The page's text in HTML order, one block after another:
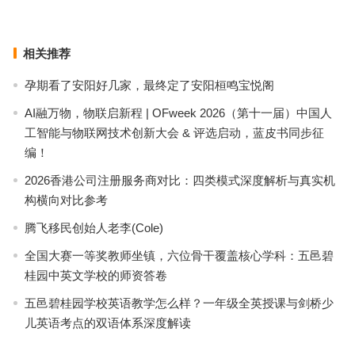
相关推荐
孕期看了安阳好几家，最终定了安阳桓鸣宝悦阁
AI融万物，物联启新程 | OFweek 2026（第十一届）中国人
工智能与物联网技术创新大会 & 评选启动，蓝皮书同步征
编！
2026香港公司注册服务商对比：四类模式深度解析与真实机
构横向对比参考
腾飞移民创始人老李(Cole)
全国大赛一等奖教师坐镇，六位骨干覆盖核心学科：五邑碧
桂园中英文学校的师资答卷
五邑碧桂园学校英语教学怎么样？一年级全英授课与剑桥少
儿英语考点的双语体系深度解读